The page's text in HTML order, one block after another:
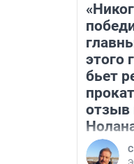
этого
бьет
отзыв